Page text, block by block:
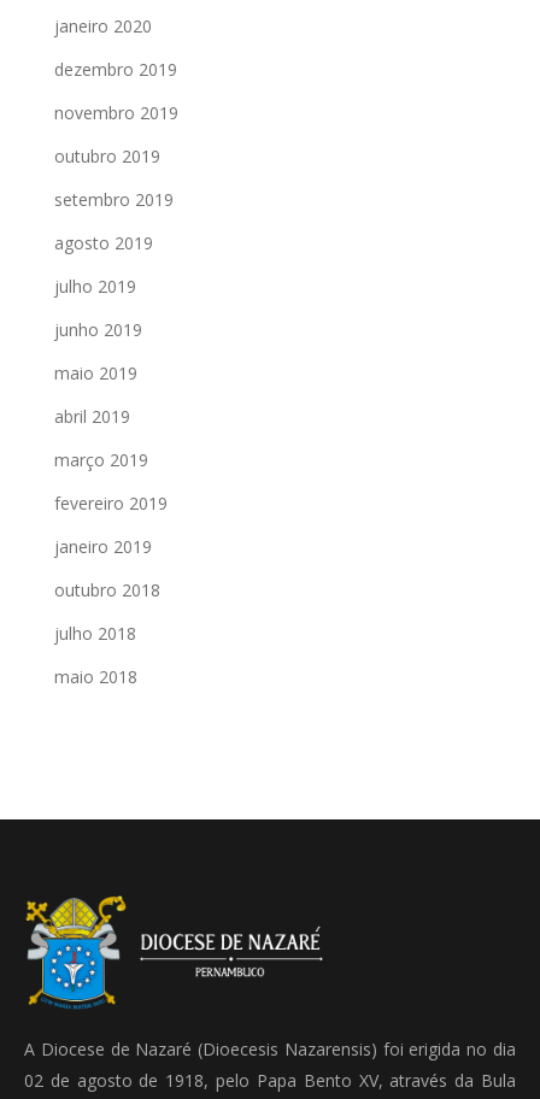
janeiro 2020
dezembro 2019
novembro 2019
outubro 2019
setembro 2019
agosto 2019
julho 2019
junho 2019
maio 2019
abril 2019
março 2019
fevereiro 2019
janeiro 2019
outubro 2018
julho 2018
maio 2018
A Diocese de Nazaré (Dioecesis Nazarensis) foi erigida no dia
02 de agosto de 1918, pelo Papa Bento XV, através da Bula